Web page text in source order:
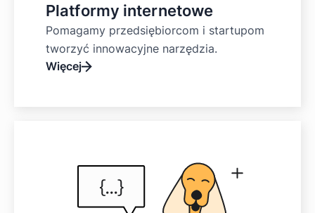
Platformy internetowe
Pomagamy przedsiębiorcom i startupom
tworzyć innowacyjne narzędzia.
Więcej